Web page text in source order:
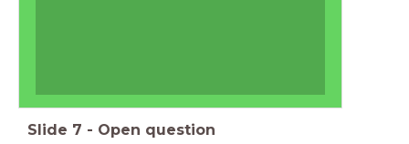
Slide 7 - Open question